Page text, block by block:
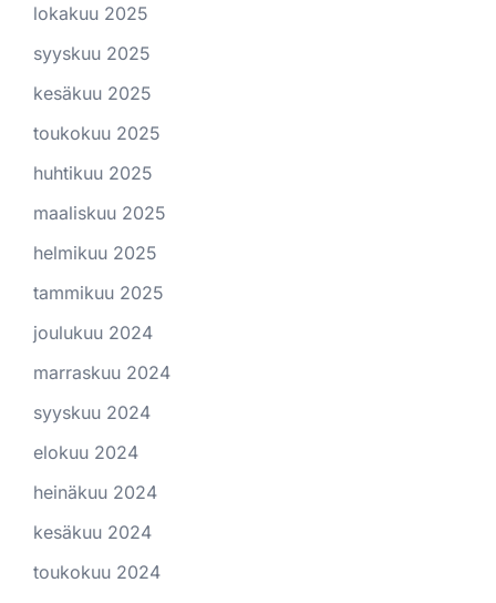
lokakuu 2025
syyskuu 2025
kesäkuu 2025
toukokuu 2025
huhtikuu 2025
maaliskuu 2025
helmikuu 2025
tammikuu 2025
joulukuu 2024
marraskuu 2024
syyskuu 2024
elokuu 2024
heinäkuu 2024
kesäkuu 2024
toukokuu 2024